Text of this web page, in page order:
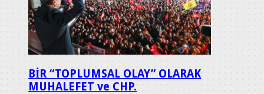
BİR “TOPLUMSAL OLAY” OLARAK
MUHALEFET ve CHP.